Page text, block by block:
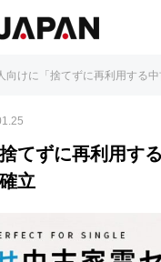
けに「捨てずに再利用する中古家電
てずに再利用す
立